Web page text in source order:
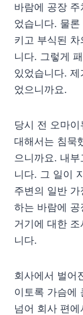
바람에 공장
었습니다. 물
키고 부식된
니다. 그렇게
있었습니다.
었으니까요.
당시 전 오마
대해서는 침묵
으니까요. 내
니다. 그 일이
주변의 일반
하는 바람에
거기에 대한
니다.
회사에서 벌어
이토록 가슴에
넘어 회사 편